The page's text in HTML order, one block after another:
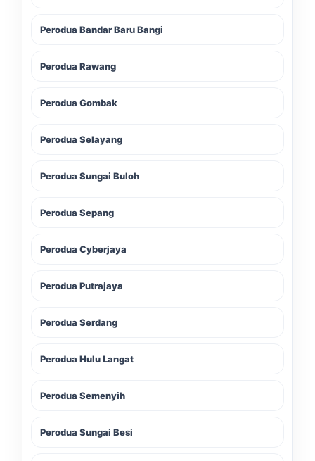
Perodua Bandar Baru Bangi
Perodua Rawang
Perodua Gombak
Perodua Selayang
Perodua Sungai Buloh
Perodua Sepang
Perodua Cyberjaya
Perodua Putrajaya
Perodua Serdang
Perodua Hulu Langat
Perodua Semenyih
Perodua Sungai Besi